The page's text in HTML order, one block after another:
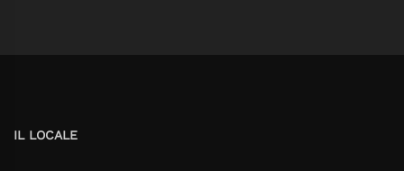
IL LOCALE